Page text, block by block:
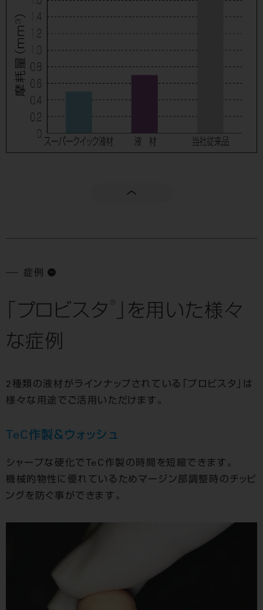
症例
「プロビスタ ® 」を用いた様々
な症例
2種類の液材がラインナップされている「プロビスタ」は
様々な用途でご活用いただけます。
TeC作製＆ウォッシュ
シャープな硬化でTeC作製の時間を短縮できます。
機械的物性に優れているためマージン部調整時のチッピ
ングを防ぐ事ができます。